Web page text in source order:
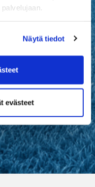
Näytä tiedot
evästeet